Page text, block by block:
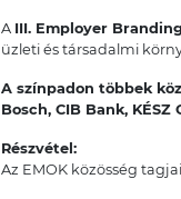
A III. Employer
üzleti és társadalmi
A színpadon többek
Bosch, CIB Bank,
Részvétel:
Az EMOK közösség